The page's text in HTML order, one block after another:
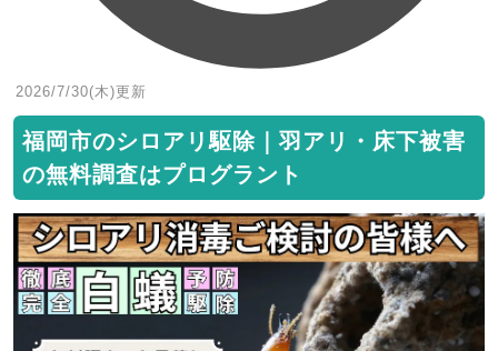
2026/7/30(木)更新
福岡市のシロアリ駆除｜羽アリ・床下被害
の無料調査はプログラント